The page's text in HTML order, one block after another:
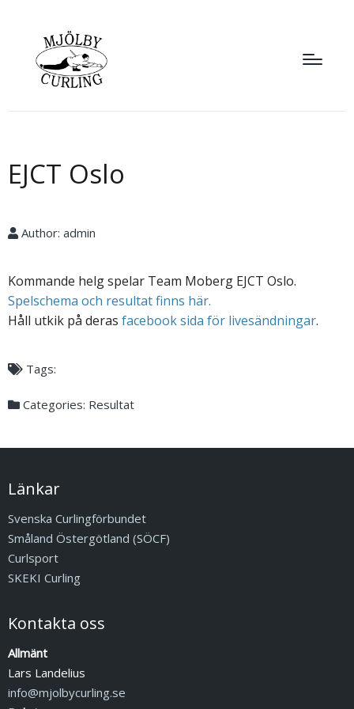
EJCT Oslo
Author: admin
Kommande helg spelar Team Moberg EJCT Oslo.
Spelschema och resultat finns här.
Håll utkik på deras facebook sida för livesändningar.
Tags:
Categories: Resultat
Länkar
Svenska Curlingförbundet
Småland Östergötland (SÖCF)
Curlsport
SKEKI Curling
Kontakta oss
Allmänt
Lars Landelius
info@mjolbycurling.se